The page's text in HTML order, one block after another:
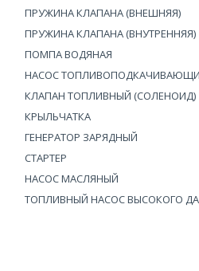
ПРУЖИНА КЛАПАНА (ВНЕШНЯЯ)
ПРУЖИНА КЛАПАНА (ВНУТРЕННЯЯ)
ПОМПА ВОДЯНАЯ
НАСОС
КЛАПАН ТОПЛИВНЫЙ (СОЛЕНОИД)
КРЫЛЬЧАТКА
ГЕНЕРАТОР ЗАРЯДНЫЙ
СТАРТЕР
НАСОС МАСЛЯНЫЙ
ТОПЛИВНЫЙ НАСОС ВЫСОКОГО